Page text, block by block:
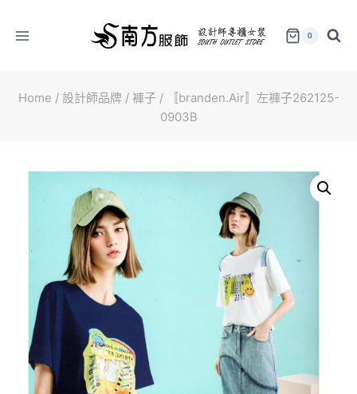
0
Home / 設計師品牌 / 褲子 /
〚branden.Air〛左褲子262125-
0903B